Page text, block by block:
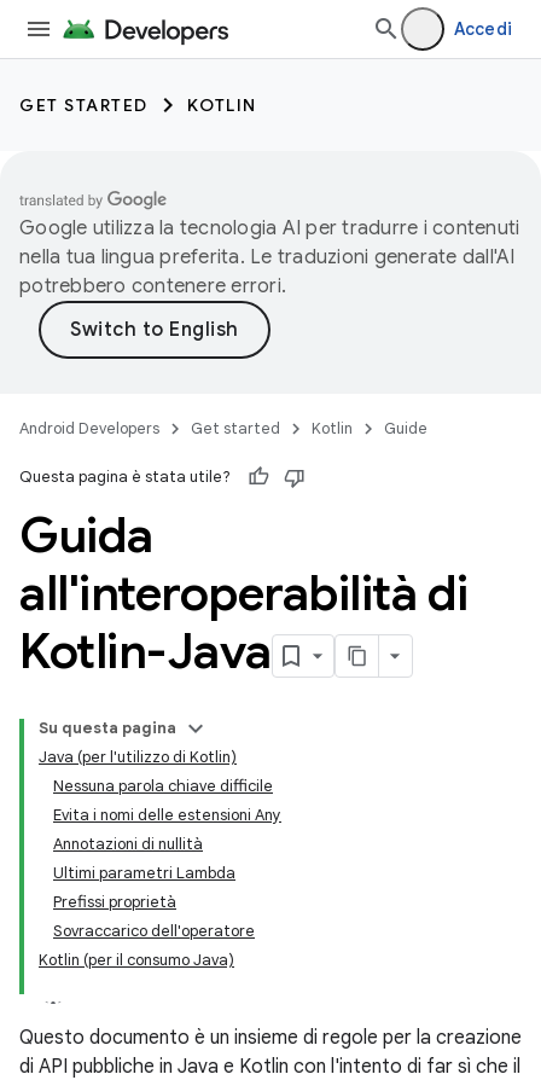
Accedi
GET STARTED KOTLIN
Google utilizza la tecnologia AI per tradurre i contenuti
nella tua lingua preferita. Le traduzioni generate dall'AI
potrebbero contenere errori.
Android Developers Get started Kotlin Guide
Questa pagina è stata utile?
Guida
all'interoperabilità di
Kotlin-Java
Su questa pagina
Java (per l'utilizzo di Kotlin)
Nessuna parola chiave difficile
Evita i nomi delle estensioni Any
Annotazioni di nullità
Ultimi parametri Lambda
Prefissi proprietà
Sovraccarico dell'operatore
Kotlin (per il consumo Java)
Questo documento è un insieme di regole per la creazione
di API pubbliche in Java e Kotlin con l'intento di far sì che il